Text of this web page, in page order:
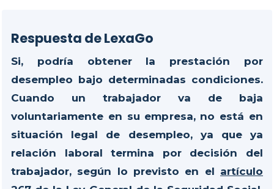
Respuesta de LexaGo
Si, podría obtener la prestación por
desempleo bajo determinadas condiciones.
Cuando un trabajador va de baja
voluntariamente en su empresa, no está en
situación legal de desempleo, ya que ya
relación laboral termina por decisión del
trabajador, según lo previsto en el artículo